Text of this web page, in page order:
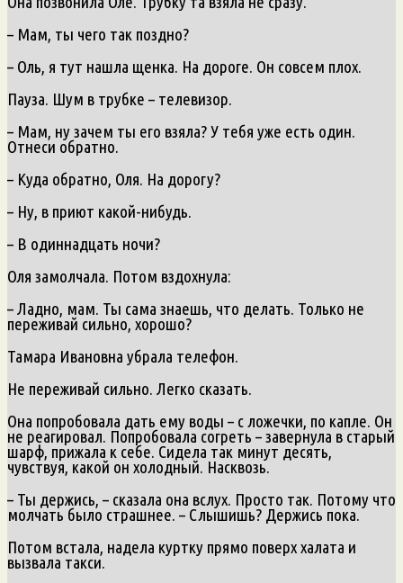
– Мам, ты чего так поздно?
– Оль, я тут нашла щенка. На дороге. Он совсем плох.
Пауза. Шум в трубке – телевизор.
– Мам, ну зачем ты его взяла? У тебя уже есть один.
Отнеси обратно.
– Куда обратно, Оля. На дорогу?
– Ну, в приют какой-нибудь.
– В одиннадцать ночи?
Оля замолчала. Потом вздохнула:
– Ладно, мам. Ты сама знаешь, что делать. Только не
переживай сильно, хорошо?
Тамара Ивановна убрала телефон.
Не переживай сильно. Легко сказать.
Она попробовала дать ему воды – с ложечки, по капле. Он
не реагировал. Попробовала согреть – завернула в старый
шарф, прижала к себе. Сидела так минут десять,
чувствуя, какой он холодный. Насквозь.
– Ты держись, – сказала она вслух. Просто так. Потому что
молчать было страшнее. – Слышишь? Держись пока.
Потом встала, надела куртку прямо поверх халата и
вызвала такси.